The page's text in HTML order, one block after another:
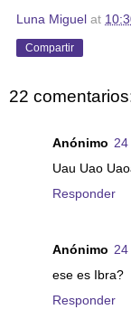
Luna Miguel at
Compartir
22
Anónimo 24
Uau Uao
Responder
Anónimo 24
ese es Ibra?
Responder